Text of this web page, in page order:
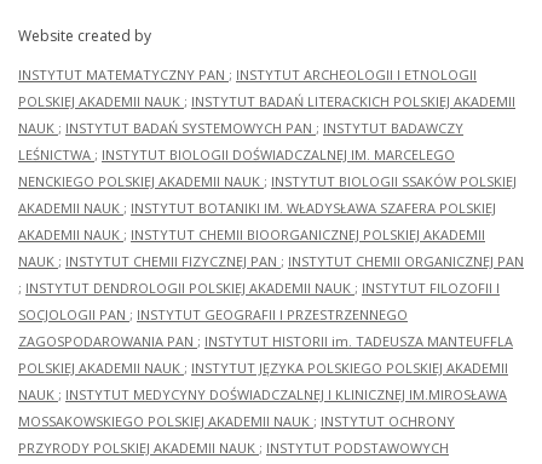
Website created by
INSTYTUT MATEMATYCZNY PAN ; INSTYTUT ARCHEOLOGII I ETNOLOGII
POLSKIEJ AKADEMII NAUK ; INSTYTUT BADAŃ LITERACKICH POLSKIEJ AKADEMII
NAUK ; INSTYTUT BADAŃ SYSTEMOWYCH PAN ; INSTYTUT BADAWCZY
LEŚNICTWA ; INSTYTUT BIOLOGII DOŚWIADCZALNEJ IM. MARCELEGO
NENCKIEGO POLSKIEJ AKADEMII NAUK ; INSTYTUT BIOLOGII SSAKÓW POLSKIEJ
AKADEMII NAUK ; INSTYTUT BOTANIKI IM. WŁADYSŁAWA SZAFERA POLSKIEJ
AKADEMII NAUK ; INSTYTUT CHEMII BIOORGANICZNEJ POLSKIEJ AKADEMII
NAUK ; INSTYTUT CHEMII FIZYCZNEJ PAN ; INSTYTUT CHEMII ORGANICZNEJ PAN
; INSTYTUT DENDROLOGII POLSKIEJ AKADEMII NAUK ; INSTYTUT FILOZOFII I
SOCJOLOGII PAN ; INSTYTUT GEOGRAFII I PRZESTRZENNEGO
ZAGOSPODAROWANIA PAN ; INSTYTUT HISTORII im. TADEUSZA MANTEUFFLA
POLSKIEJ AKADEMII NAUK ; INSTYTUT JĘZYKA POLSKIEGO POLSKIEJ AKADEMII
NAUK ; INSTYTUT MEDYCYNY DOŚWIADCZALNEJ I KLINICZNEJ IM.MIROSŁAWA
MOSSAKOWSKIEGO POLSKIEJ AKADEMII NAUK ; INSTYTUT OCHRONY
PRZYRODY POLSKIEJ AKADEMII NAUK ; INSTYTUT PODSTAWOWYCH